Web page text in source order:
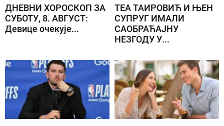
ДНЕВНИ ХОРОСКОП ЗА
СУБОТУ, 8. АВГУСТ:
Девице очекује...
ТЕА ТАИРОВИЋ И ЊЕН
СУПРУГ ИМАЛИ
САОБРАЋАЈНУ
НЕЗГОДУ У...